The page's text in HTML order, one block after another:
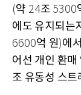
(약 24조 5300
에도 유지되는
6600억 원)에서
어선 개인 환
조 유동성 스